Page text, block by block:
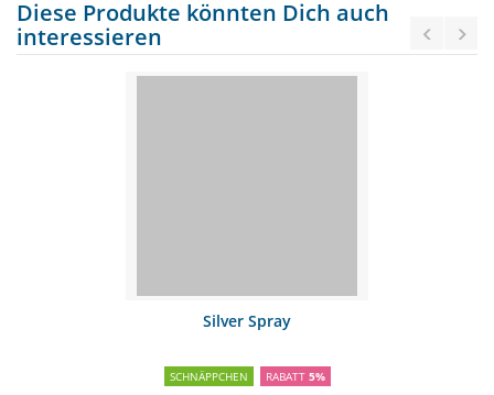
Diese Produkte könnten Dich auch
interessieren
Silver Spray
SCHNÄPPCHEN RABATT 5%